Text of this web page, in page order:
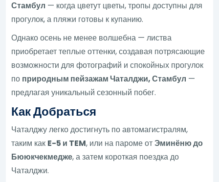
Стамбул — когда цветут цветы, тропы доступны для
прогулок, а пляжи готовы к купанию.
Однако осень не менее волшебна — листва
приобретает теплые оттенки, создавая потрясающие
возможности для фотографий и спокойных прогулок
по природным пейзажам Чаталджи, Стамбул —
предлагая уникальный сезонный побег.
Как Добраться
Чаталджу легко достигнуть по автомагистралям,
таким как E-5 и TEM, или на пароме отЭминёню до
Бююкчекмедже, а затем короткая поездка до
Чаталджи.